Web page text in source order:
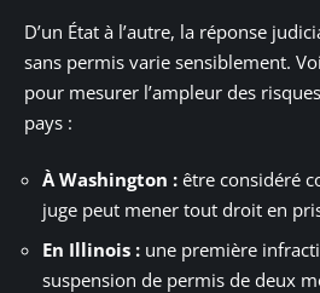
D’un État à l’autre, la réponse
sans permis varie sensiblement.
pour mesurer l’ampleur des
pays :
À Washington : être considéré
juge peut mener tout droit en
En Illinois : une première
suspension de permis de deux